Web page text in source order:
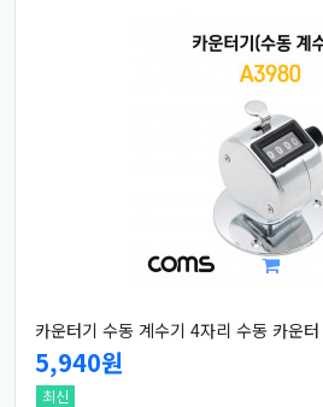
카운터기 수동 계수기 4자리 수동 카운
5,940원
최신